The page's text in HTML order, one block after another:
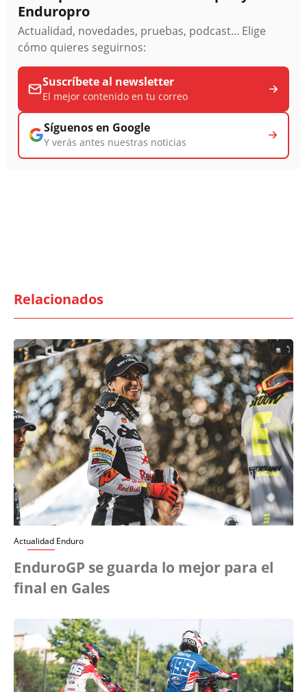
Enduropro
Actualidad, novedades, pruebas, podcast... Elige
cómo quieres seguirnos:
Suscríbete al newsletter
El mejor contenido en tu correo
Síguenos en Google
Y verás antes nuestras noticias
Relacionados
Actualidad Enduro
EnduroGP se guarda lo mejor para el
final en Gales